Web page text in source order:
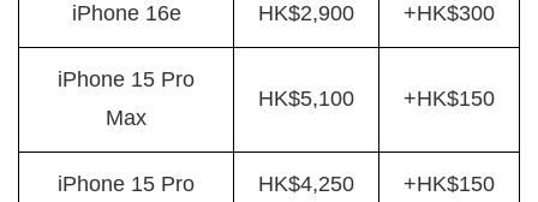
iPhone 16e HK$2,900 +HK$300
iPhone 15 Pro
Max
HK$5,100 +HK$150
iPhone 15 Pro HK$4,250 +HK$150